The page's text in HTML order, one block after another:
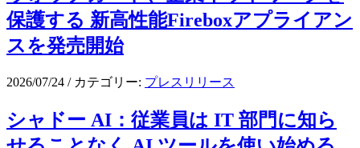
保護する 新高性能Fireboxアプライアン
スを発売開始
2026/07/24 / カテゴリー: プレスリリース
シャドー AI：従業員は IT 部門に知ら